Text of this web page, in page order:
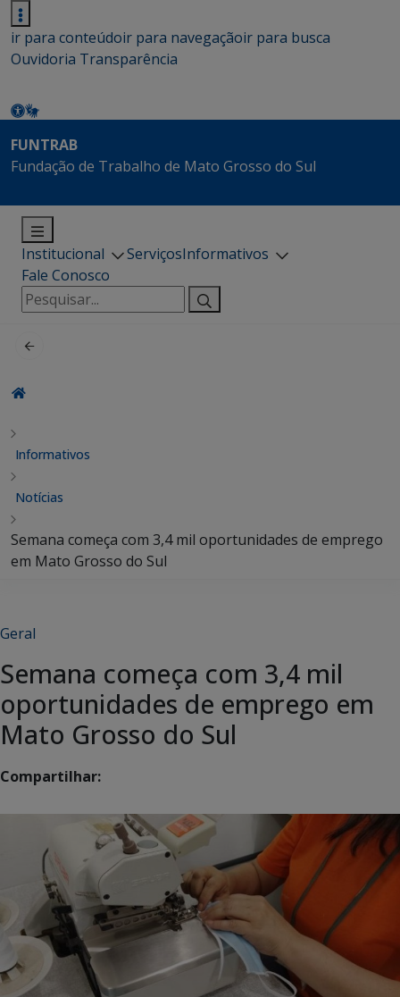
ir para conteúdoir para navegaçãoir para busca
Ouvidoria Transparência
FUNTRAB
Fundação de Trabalho de Mato Grosso do Sul
Institucional ServiçosInformativos
Fale Conosco
Pesquisar
por:
Informativos
Notícias
Semana começa com 3,4 mil oportunidades de emprego
em Mato Grosso do Sul
Geral
Semana começa com 3,4 mil
oportunidades de emprego em
Mato Grosso do Sul
Compartilhar: